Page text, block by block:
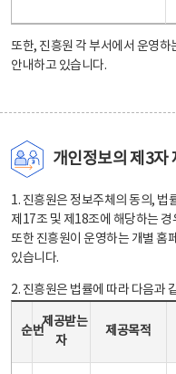
또한, 진흥원 각 부서에서 운영하
안내하고 있습니다.
개인정보의 제3자
1. 진흥원은 정보주체의 동의, 법
제17조 및 제18조에 해당하는
또한 진흥원이 운영하는 개별 홈
있습니다.
2. 진흥원은 법률에 따라 다음과
순번
제공받는
자
제공목적